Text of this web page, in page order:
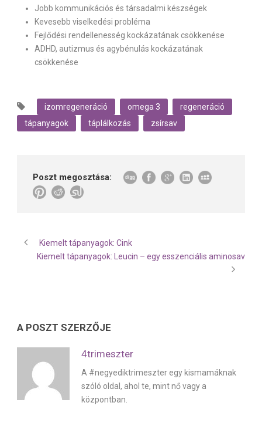
Jobb kommunikációs és társadalmi készségek
Kevesebb viselkedési probléma
Fejlődési rendellenesség kockázatának csökkenése
ADHD, autizmus és agybénulás kockázatának
csökkenése
izomregeneráció omega 3
regeneráció
tápanyagok
táplálkozás zsírsav
Poszt megosztása:
Kiemelt tápanyagok: Cink
Kiemelt tápanyagok: Leucin – egy esszenciális aminosav
A POSZT SZERZŐJE
4trimeszter
A #negyediktrimeszter egy kismamáknak
szóló oldal, ahol te, mint nő vagy a
központban.